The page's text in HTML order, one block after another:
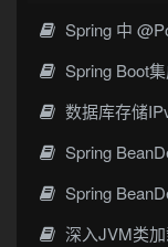
Spring 中
Spring Boot集
数据库存储
Spring
Spring
深入JVM类